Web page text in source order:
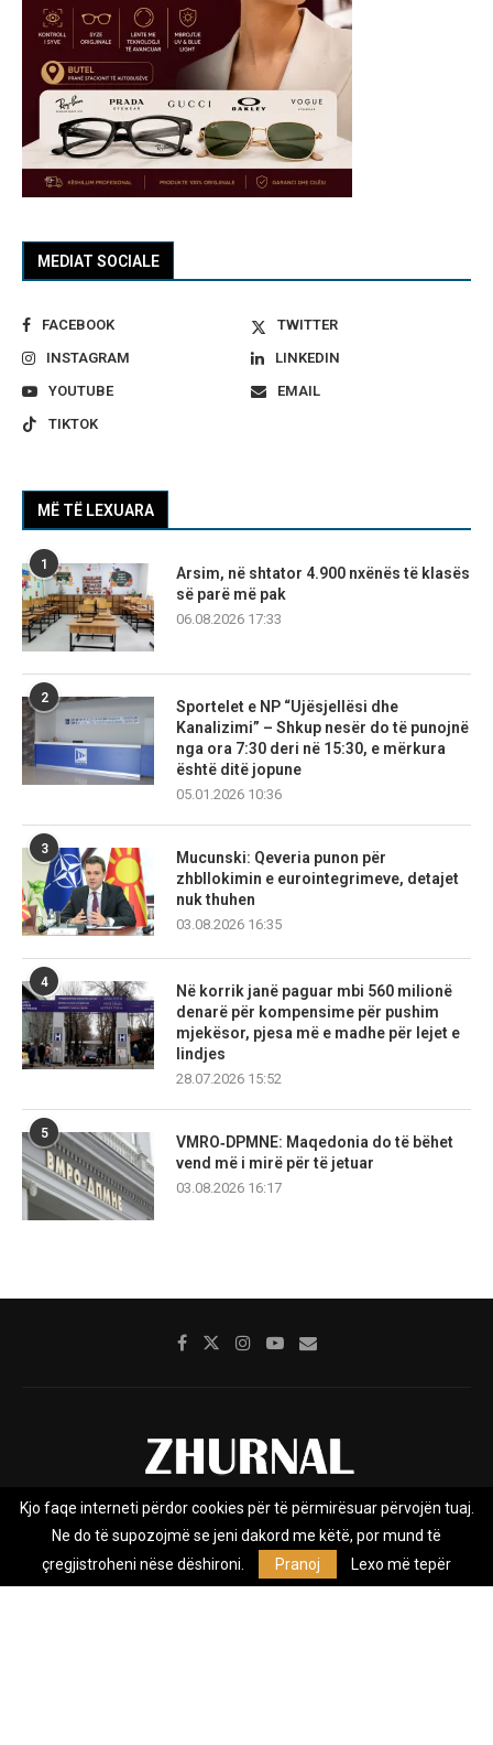
MEDIAT SOCIALE
FACEBOOK
TWITTER
INSTAGRAM
LINKEDIN
YOUTUBE
EMAIL
TIKTOK
MË TË LEXUARA
1
Arsim, në shtator 4.900 nxënës të klasës
së parë më pak
06.08.2026 17:33
2
Sportelet e NP “Ujësjellësi dhe
Kanalizimi” – Shkup nesër do të punojnë
nga ora 7:30 deri në 15:30, e mërkura
është ditë jopune
05.01.2026 10:36
3
Mucunski: Qeveria punon për
zhbllokimin e eurointegrimeve, detajet
nuk thuhen
03.08.2026 16:35
4
Në korrik janë paguar mbi 560 milionë
denarë për kompensime për pushim
mjekësor, pjesa më e madhe për lejet e
lindjes
28.07.2026 15:52
5
VMRO‑DPMNE: Maqedonia do të bëhet
vend më i mirë për të jetuar
03.08.2026 16:17
Rreth nesh Impresumi Marketing
Privacy Policy
Zhurnal.mk është Agjenci e Lajmeve e pavarur, e themeluar në vitin
Kjo faqe interneti përdor cookies për të përmirësuar përvojën tuaj.
Ne do të supozojmë se jeni dakord me këtë, por mund të
çregjistroheni nëse dëshironi.
Pranoj Lexo më tepër